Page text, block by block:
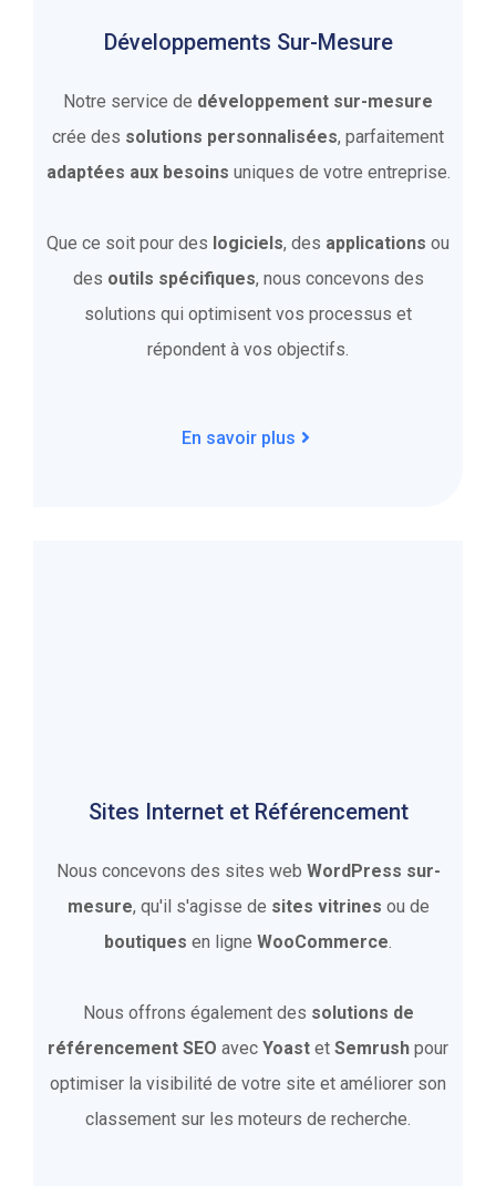
Développements Sur-Mesure
Notre service de développement sur-mesure
crée des solutions personnalisées, parfaitement
adaptées aux besoins uniques de votre entreprise.
Que ce soit pour des logiciels, des applications ou
des outils spécifiques, nous concevons des
solutions qui optimisent vos processus et
répondent à vos objectifs.
En savoir plus
Sites Internet et Référencement
Nous concevons des sites web WordPress sur-
mesure, qu'il s'agisse de sites vitrines ou de
boutiques en ligne WooCommerce.
Nous offrons également des solutions de
référencement SEO avec Yoast et Semrush pour
optimiser la visibilité de votre site et améliorer son
classement sur les moteurs de recherche.